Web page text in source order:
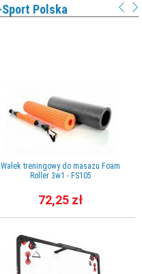
Sport Polska
Wałek treningowy do masażu Foam
Roller 3w1 - FS105
72,25 zł